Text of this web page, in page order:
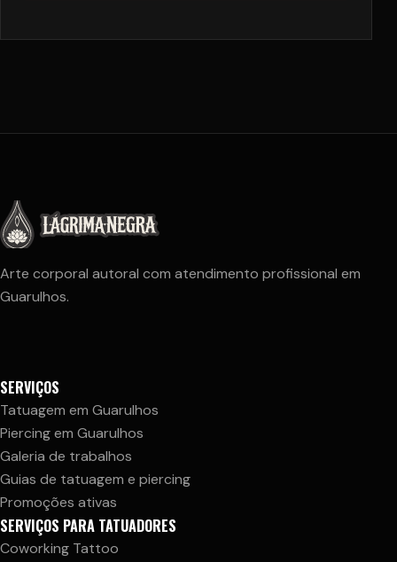
Arte corporal autoral com atendimento profissional em
Guarulhos.
SERVIÇOS
Tatuagem em Guarulhos
Piercing em Guarulhos
Galeria de trabalhos
Guias de tatuagem e piercing
Promoções ativas
SERVIÇOS PARA TATUADORES
Coworking Tattoo